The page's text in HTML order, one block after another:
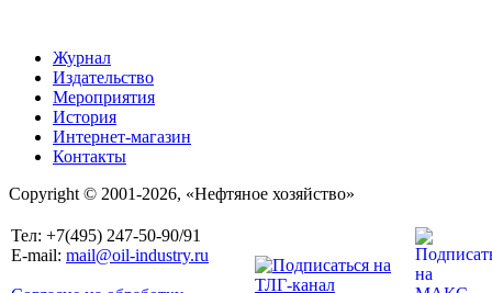
Журнал
Издательство
Мероприятия
История
Интернет-магазин
Контакты
Copyright © 2001-2026, «Нефтяное хозяйство»
Тел: +7(495) 247-50-90/91
E-mail: mail@oil-industry.ru